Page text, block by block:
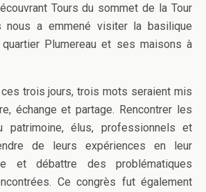
Tours du sommet de la Tour
nous a emmené visiter la basilique
Plumereau et ses maisons à
trois jours, trois mots seraient mis
échange et partage. Rencontrer les
patrimoine, élus, professionnels et
de leurs expériences en leur
et débattre des problématiques
Ce congrès fut également